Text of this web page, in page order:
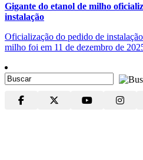
Gigante do etanol de milho
instalação
Oficialização do pedido de
milho foi em 11 de dezembro de